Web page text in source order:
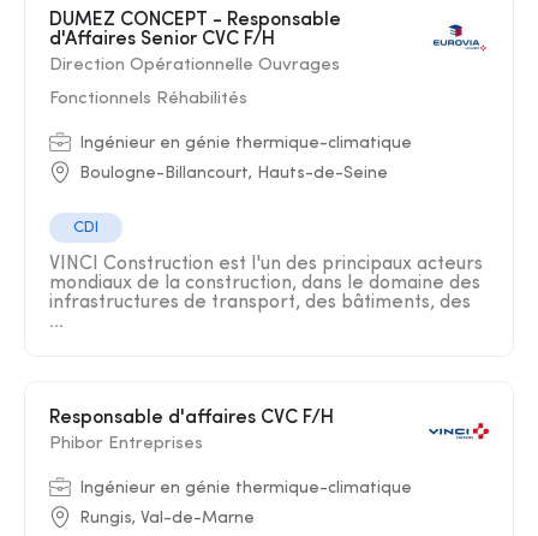
DUMEZ CONCEPT - Responsable
d'Affaires Senior CVC F/H
Direction Opérationnelle Ouvrages
Fonctionnels Réhabilités
Ingénieur en génie thermique-climatique
Boulogne-Billancourt, Hauts-de-Seine
CDI
VINCI Construction est l'un des principaux acteurs
mondiaux de la construction, dans le domaine des
infrastructures de transport, des bâtiments, des
...
Responsable d'affaires CVC F/H
Phibor Entreprises
Ingénieur en génie thermique-climatique
Rungis, Val-de-Marne